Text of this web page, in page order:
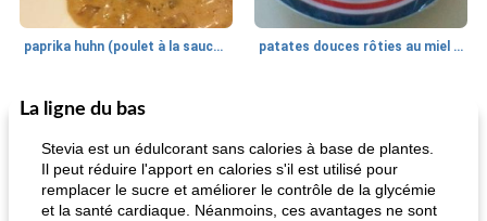
paprika huhn (poulet à la sauce paprika). patates douces rôties au miel / kumara
Petit déjeuner et brunch
La ligne du bas
Stevia est un édulcorant sans calories à base de plantes.
Il peut réduire l'apport en calories s'il est utilisé pour
remplacer le sucre et améliorer le contrôle de la glycémie
et la santé cardiaque. Néanmoins, ces avantages ne sont